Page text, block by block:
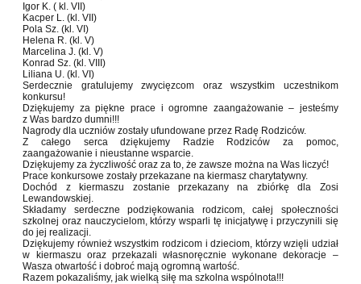
Igor K. ( kl. VII)
Kacper L. (kl. VII)
Pola Sz. (kl. VI)
Helena R. (kl. V)
Marcelina J. (kl. V)
Konrad Sz. (kl. VIII)
Liliana U. (kl. VI)
Serdecznie gratulujemy zwycięzcom oraz wszystkim uczestnikom
konkursu!
Dziękujemy za piękne prace i ogromne zaangażowanie – jesteśmy
z Was bardzo dumni!!!
Nagrody dla uczniów zostały ufundowane przez Radę Rodziców.
Z całego serca dziękujemy Radzie Rodziców za pomoc,
zaangażowanie i nieustanne wsparcie.
Dziękujemy za życzliwość oraz za to, że zawsze można na Was liczyć!
Prace konkursowe zostały przekazane na kiermasz charytatywny.
Dochód z kiermaszu zostanie przekazany na zbiórkę dla Zosi
Lewandowskiej.
Składamy serdeczne podziękowania rodzicom, całej społeczności
szkolnej oraz nauczycielom, którzy wsparli tę inicjatywę i przyczynili się
do jej realizacji.
Dziękujemy również wszystkim rodzicom i dzieciom, którzy wzięli udział
w kiermaszu oraz przekazali własnoręcznie wykonane dekoracje –
Wasza otwartość i dobroć mają ogromną wartość.
Razem pokazaliśmy, jak wielką siłę ma szkolna wspólnota!!!